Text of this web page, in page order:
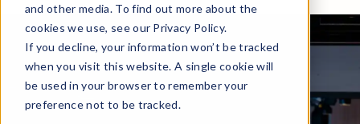
and other media. To find out more about the
cookies we use, see our Privacy Policy.
If you decline, your information won’t be tracked
when you visit this website. A single cookie will
be used in your browser to remember your
preference not to be tracked.